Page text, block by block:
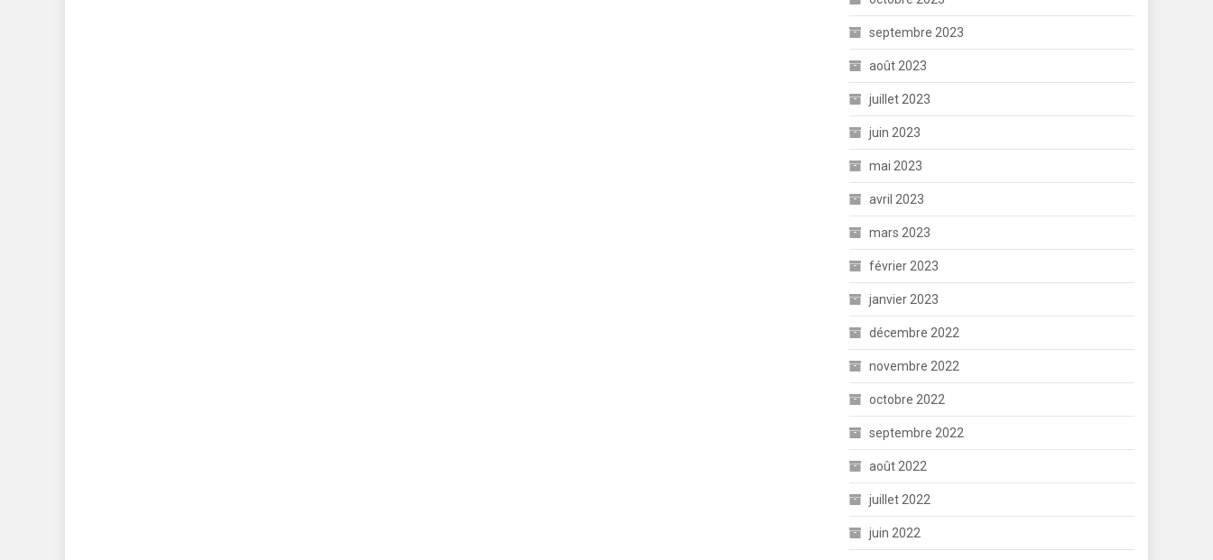
septembre 2023
août 2023
juillet 2023
juin 2023
mai 2023
avril 2023
mars 2023
février 2023
janvier 2023
décembre 2022
novembre 2022
octobre 2022
septembre 2022
août 2022
juillet 2022
juin 2022